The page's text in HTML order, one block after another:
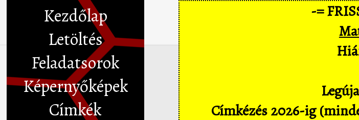
Kezdőlap
Letöltés
Feladatsorok
Képernyőképek
Címkék
-=
Címkézés 2026-ig